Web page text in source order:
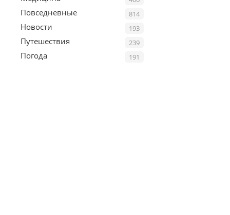
814
Повседневные
193
Новости
239
Путешествия
191
Погода